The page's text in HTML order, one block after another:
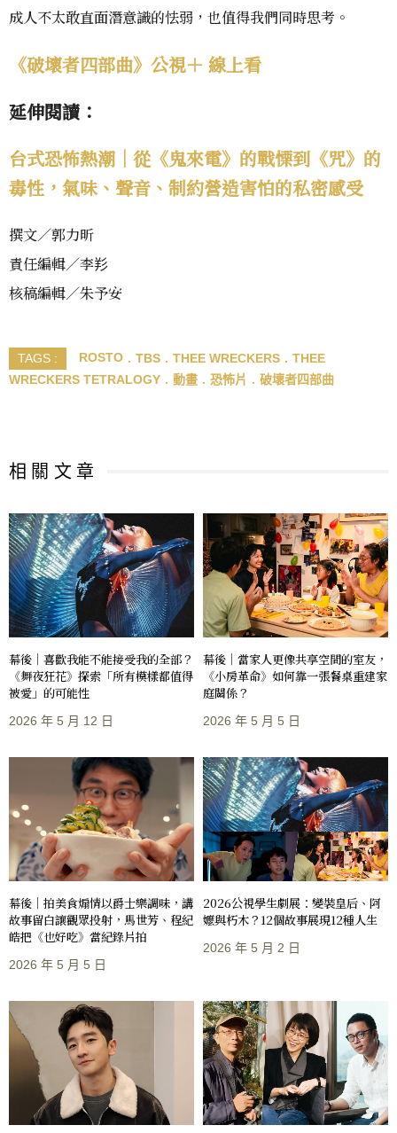
成人不太敢直面潛意識的怯弱，也值得我們同時思考。
《破壞者四部曲》公視＋ 線上看
延伸閱讀：
台式恐怖熱潮｜從《鬼來電》的戰慄到《咒》的
毒性，氣味、聲音、制約營造害怕的私密感受
撰文／郭力昕
責任編輯／李羏
核稿編輯／朱予安
TAGS : ROSTO TBS THEE WRECKERS
THEE
WRECKERS TETRALOGY
動畫 恐怖片 破壞者四部曲
相 關 文 章
幕後｜喜歡我能不能接受我的全部？
《舞夜狂花》探索「所有模樣都值得
被愛」的可能性
2026 年 5 月 12 日
幕後｜當家人更像共享空間的室友，
《小房革命》如何靠一張餐桌重建家
庭關係？
2026 年 5 月 5 日
幕後｜拍美食煽情以爵士樂調味，講
故事留白讓觀眾投射，馬世芳、程紀
皓把《也好吃》當紀錄片拍
2026 年 5 月 5 日
2026公視學生劇展：變裝皇后、阿
嬤與朽木？12個故事展現12種人生
2026 年 5 月 2 日